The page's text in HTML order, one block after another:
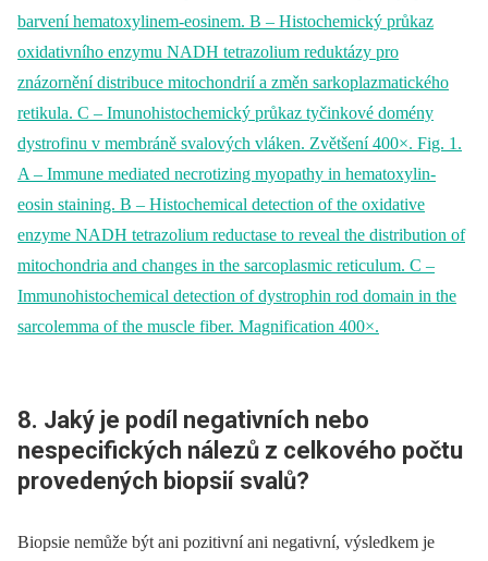
8. Jaký je podíl negativních nebo
nespecifických nálezů z celkového počtu
provedených biopsií svalů?
Biopsie nemůže být ani pozitivní ani negativní, výsledkem je